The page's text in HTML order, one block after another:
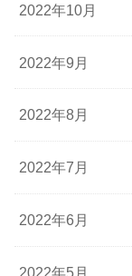
2022年10月
2022年9月
2022年8月
2022年7月
2022年6月
2022年5月